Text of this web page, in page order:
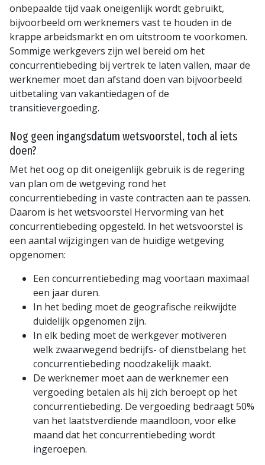
onbepaalde tijd vaak oneigenlijk wordt gebruikt,
bijvoorbeeld om werknemers vast te houden in de
krappe arbeidsmarkt en om uitstroom te voorkomen.
Sommige werkgevers zijn wel bereid om het
concurrentiebeding bij vertrek te laten vallen, maar de
werknemer moet dan afstand doen van bijvoorbeeld
uitbetaling van vakantiedagen of de
transitievergoeding.
Nog geen ingangsdatum wetsvoorstel, toch al iets
doen?
Met het oog op dit oneigenlijk gebruik is de regering
van plan om de wetgeving rond het
concurrentiebeding in vaste contracten aan te passen.
Daarom is het wetsvoorstel Hervorming van het
concurrentiebeding opgesteld. In het wetsvoorstel is
een aantal wijzigingen van de huidige wetgeving
opgenomen:
Een concurrentiebeding mag voortaan maximaal
een jaar duren.
In het beding moet de geografische reikwijdte
duidelijk opgenomen zijn.
In elk beding moet de werkgever motiveren
welk zwaarwegend bedrijfs- of dienstbelang het
concurrentie­beding noodzakelijk maakt.
De werknemer moet aan de werknemer een
vergoeding betalen als hij zich beroept op het
concurrentie­beding. De vergoeding bedraagt 50%
van het laatstverdiende maandloon, voor elke
maand dat het concurrentiebeding wordt
ingeroepen.